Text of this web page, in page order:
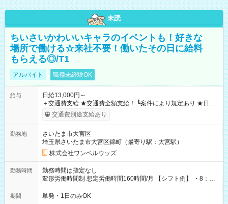
未読
ちいさいかわいいキャラのイベントも！好きな
場所で働ける☆来社不要！働いたその日に給料
もらえる◎/T1
アルバイト 職種未経験OK
給与
日給13,000円～
＋交通費支給 ★交通費全額支給！ ┗案件により規定あり ★日払
いOK！（規定あり） ┗働いたその日に現金GET♪ お仕事後はコ
ンビニATMから 日払い分を引き落とせます！ 【試用期間】試
交通費別途支給あり
勤務地
さいたま市大宮区
埼玉県さいたま市大宮区錦町（最寄り駅：大宮駅）
株式会社ワンベルウッズ
勤務時間
勤務時間は指定なし
変形労働時間制 想定労働時間160時間/月 【シフト例】 ・8：00
～21：00
期間 単発・1日のみOK